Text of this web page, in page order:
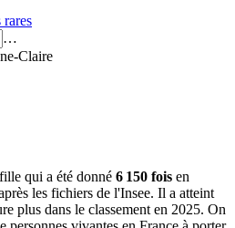
rares
…
Claire
fille qui a été donné 6 150 fois en
les fichiers de l'Insee. Il a atteint
plus dans le classement en 2025. On